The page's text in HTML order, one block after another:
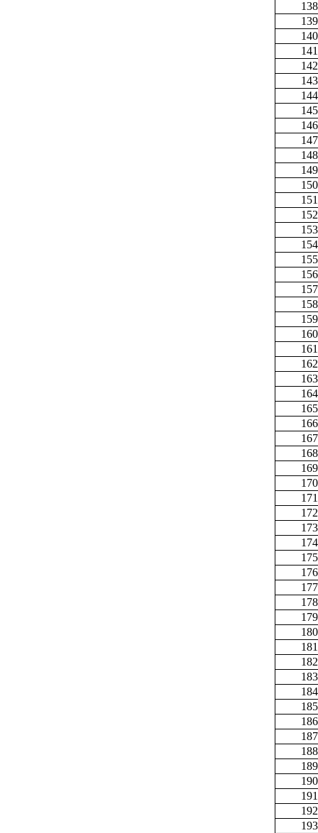
138
139
140
141
142
143
144
145
146
147
148
149
150
151
152
153
154
155
156
157
158
159
160
161
162
163
164
165
166
167
168
169
170
171
172
173
174
175
176
177
178
179
180
181
182
183
184
185
186
187
188
189
190
191
192
193